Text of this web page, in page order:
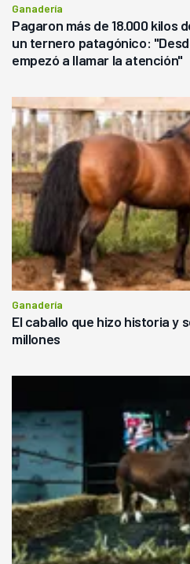
Ganadería
Pagaron más de 18.000 kilos
un ternero patagónico:
empezó a llamar la atención"
Ganadería
El caballo que hizo historia y
millones